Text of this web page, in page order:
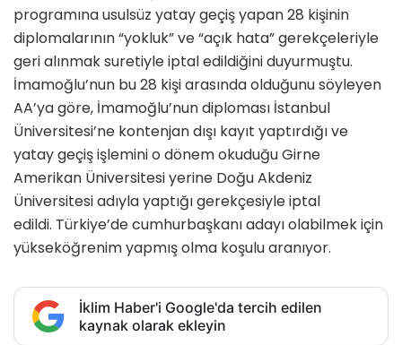
programına usulsüz yatay geçiş yapan 28 kişinin
diplomalarının “yokluk” ve “açık hata” gerekçeleriyle
geri alınmak suretiyle iptal edildiğini duyurmuştu.
İmamoğlu’nun bu 28 kişi arasında olduğunu söyleyen
AA’ya göre, İmamoğlu’nun diploması İstanbul
Üniversitesi’ne kontenjan dışı kayıt yaptırdığı ve
yatay geçiş işlemini o dönem okuduğu Girne
Amerikan Üniversitesi yerine Doğu Akdeniz
Üniversitesi adıyla yaptığı gerekçesiyle iptal
edildi. Türkiye’de cumhurbaşkanı adayı olabilmek için
yükseköğrenim yapmış olma koşulu aranıyor.
İklim Haber'i Google'da tercih edilen
kaynak olarak ekleyin